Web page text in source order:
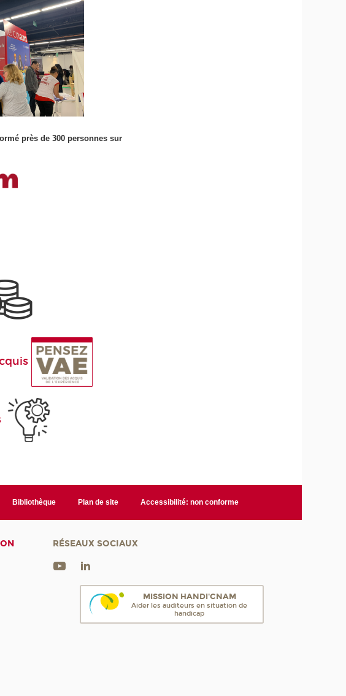
près de 300 personnes sur
Bibliothèque Plan de site Accessibilité: non conforme
RÉSEAUX SOCIAUX
MISSION HANDI'CNAM
Aider les auditeurs en situation de
handicap